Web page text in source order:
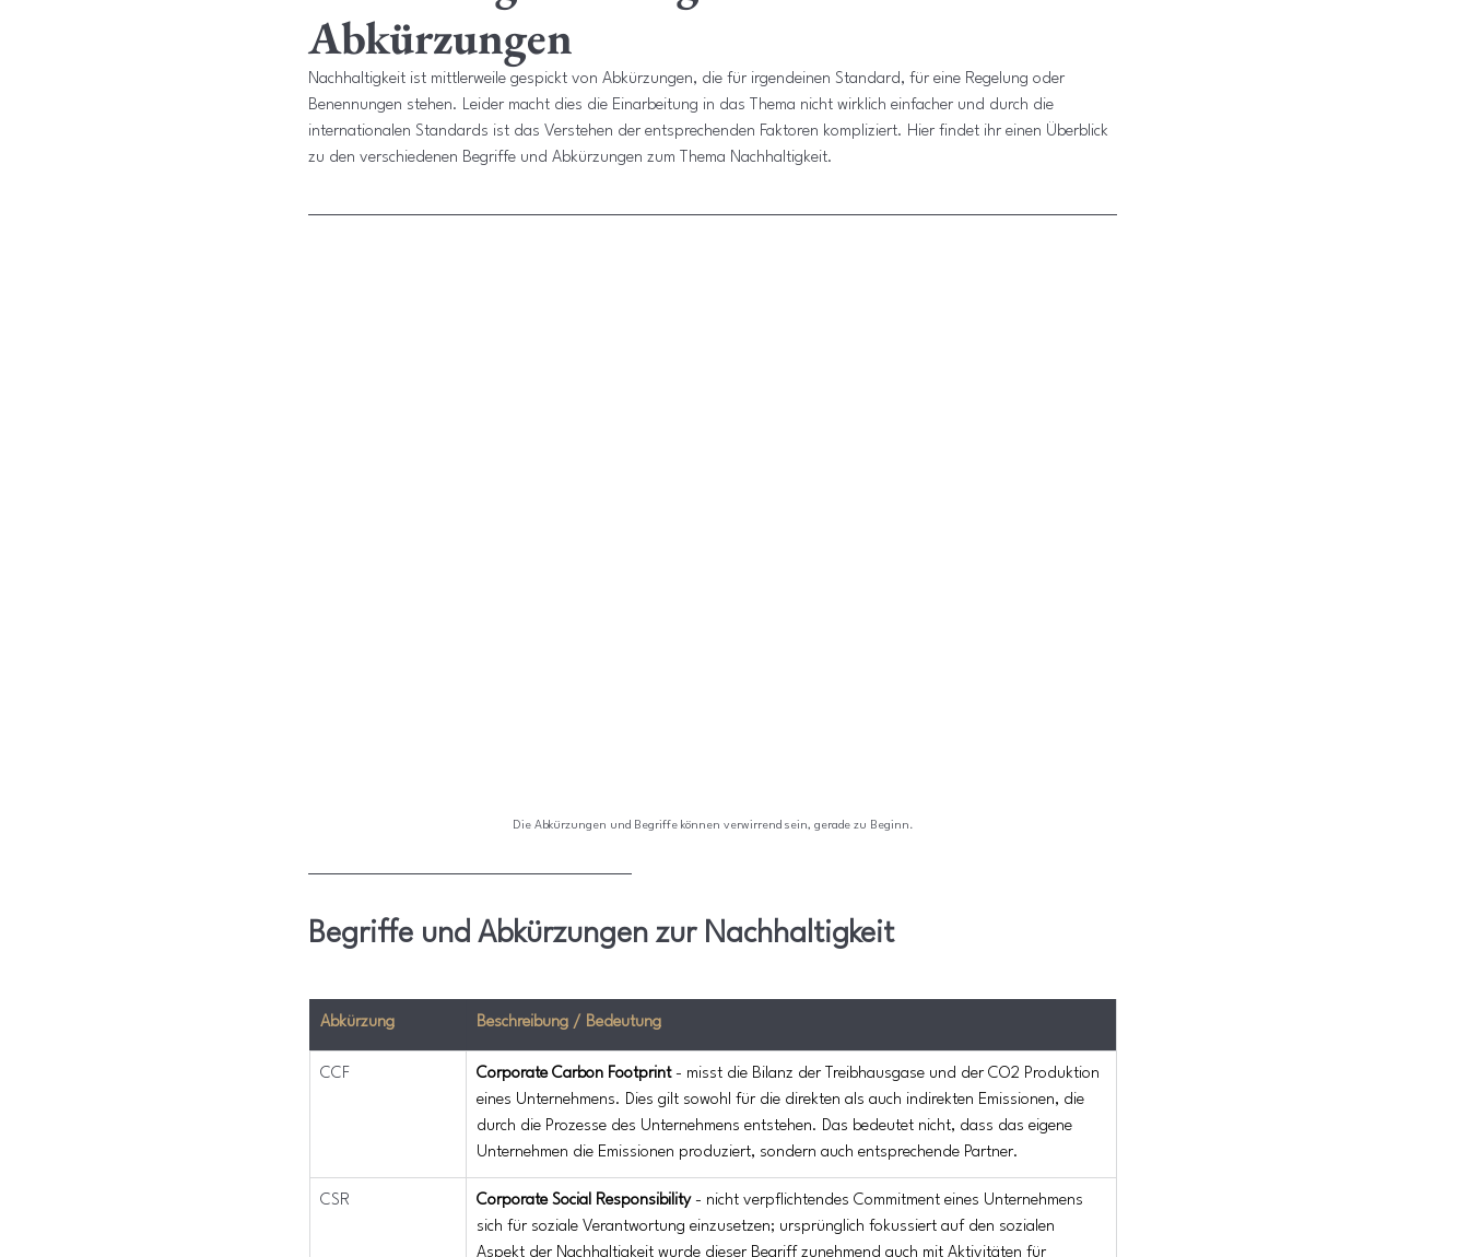
Abkürzungen
Nachhaltigkeit ist mittlerweile gespickt von Abkürzungen, die für irgendeinen Standard, für eine Regelung oder
Benennungen stehen. Leider macht dies die Einarbeitung in das Thema nicht wirklich einfacher und durch die
internationalen Standards ist das Verstehen der entsprechenden Faktoren kompliziert. Hier findet ihr einen Überblick
zu den verschiedenen Begriffe und Abkürzungen zum Thema Nachhaltigkeit.
Die Abkürzungen und Begriffe können verwirrend sein, gerade zu Beginn.
Begriffe und Abkürzungen zur Nachhaltigkeit
Abkürzung Beschreibung / Bedeutung
CCF Corporate Carbon Footprint - misst die Bilanz der Treibhausgase und der CO2 Produktion
eines Unternehmens. Dies gilt sowohl für die direkten als auch indirekten Emissionen, die
durch die Prozesse des Unternehmens entstehen. Das bedeutet nicht, dass das eigene
Unternehmen die Emissionen produziert, sondern auch entsprechende Partner.
CSR Corporate Social Responsibility - nicht verpflichtendes Commitment eines Unternehmens
sich für soziale Verantwortung einzusetzen; ursprünglich fokussiert auf den sozialen
Aspekt der Nachhaltigkeit wurde dieser Begriff zunehmend auch mit Aktivitäten für